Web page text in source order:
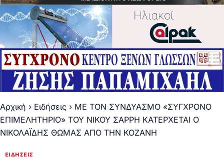
Αρχική › Ειδήσεις › ΜΕ ΤΟΝ ΣΥΝΔΥΑΣΜΟ «ΣΥΓΧΡΟΝΟ
ΕΠΙΜΕΛΗΤΗΡΙΟ» ΤΟΥ ΝΙΚΟΥ ΣΑΡΡΗ ΚΑΤΕΡΧΕΤΑΙ Ο
ΝΙΚΟΛΑΪΔΗΣ ΘΩΜΑΣ ΑΠΟ ΤΗΝ ΚΟΖΑΝΗ
ΕΙΔΉΣΕΙΣ